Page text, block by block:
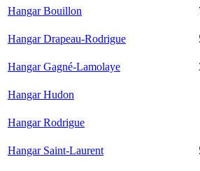
Hangar Bouillon
Hangar Drapeau-Rodrigue
Hangar Gagné-Lamolaye
Hangar Hudon
Hangar Rodrigue
Hangar Saint-Laurent